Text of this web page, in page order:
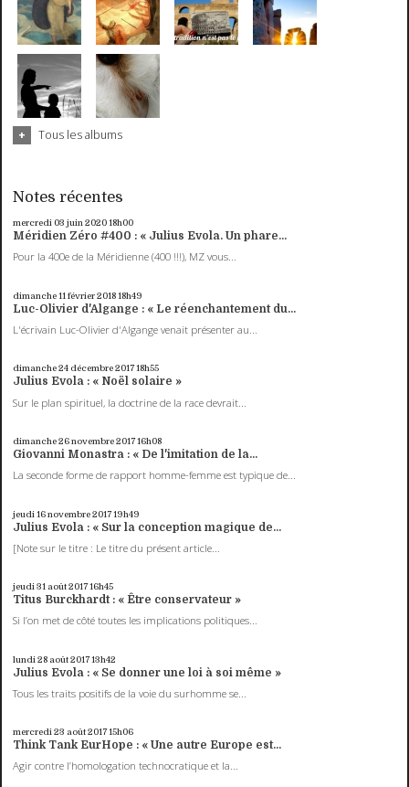
Tous les albums
Notes récentes
mercredi 03 juin 202018h00
Méridien Zéro #400 : « Julius Evola. Un phare...
Pour la 400e de la Méridienne (400 !!!), MZ vous...
dimanche 11 février 201818h49
Luc-Olivier d'Algange : « Le réenchantement du...
L'écrivain Luc-Olivier d'Algange venait présenter au...
dimanche 24 décembre 201718h55
Julius Evola : « Noël solaire »
Sur le plan spirituel, la doctrine de la race devrait...
dimanche 26novembre 201716h08
Giovanni Monastra : « De l'imitation de la...
La seconde forme de rapport homme-femme est typique de...
jeudi 16novembre 201719h49
Julius Evola : « Sur la conception magique de...
[Note sur le titre : Le titre du présent article...
jeudi 31 août 201716h45
Titus Burckhardt : « Être conservateur »
Si l’on met de côté toutes les implications politiques...
lundi 28 août 201713h42
Julius Evola : « Se donner une loi à soi même »
Tous les traits positifs de la voie du surhomme se...
mercredi 23 août 201715h06
Think Tank EurHope : « Une autre Europe est...
Agir contre l’homologation technocratique et la...